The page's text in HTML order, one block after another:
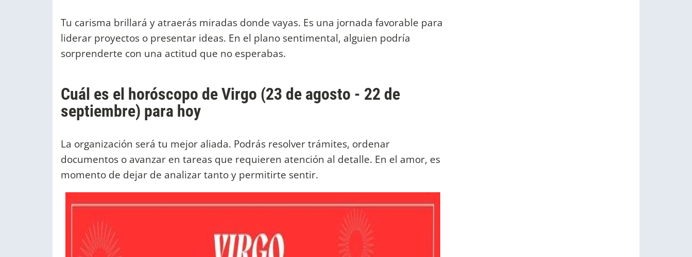
Tu carisma brillará y atraerás miradas donde vayas. Es una jornada favorable para
liderar proyectos o presentar ideas. En el plano sentimental, alguien podría
sorprenderte con una actitud que no esperabas.
Cuál es el horóscopo de Virgo (23 de agosto - 22 de
septiembre) para hoy
La organización será tu mejor aliada. Podrás resolver trámites, ordenar
documentos o avanzar en tareas que requieren atención al detalle. En el amor, es
momento de dejar de analizar tanto y permitirte sentir.